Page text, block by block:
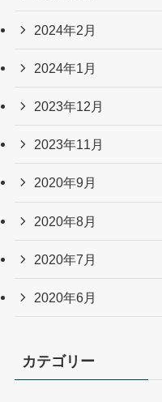
2024年2月
2024年1月
2023年12月
2023年11月
2020年9月
2020年8月
2020年7月
2020年6月
カテゴリー